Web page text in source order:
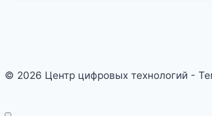
© 2026 Центр цифровых технологий -